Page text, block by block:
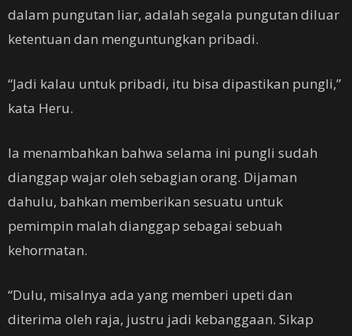
dalam pungutan liar, adalah segala pungutan diluar
ketentuan dan menguntungkan pribadi.
“Jadi kalau untuk pribadi, itu bisa dipastikan pungli,”
kata Heru.
Ia menambahkan bahwa selama ini pungli sudah
dianggap wajar oleh sebagian orang. Dijaman
dahulu, bahkan memberikan sesuatu untuk
pemimpin malah dianggap sebagai sebuah
kehormatan.
“Dulu, misalnya ada yang memberi upeti dan
diterima oleh raja, justru jadi kebanggaan. Sikap